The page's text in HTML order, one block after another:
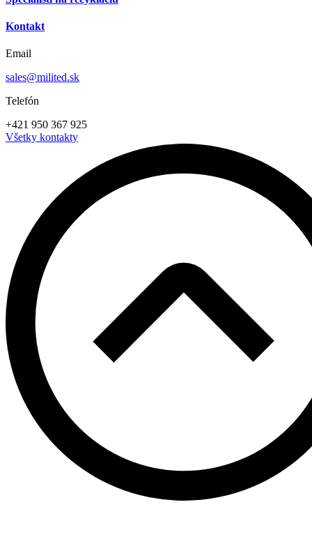
Kontakt
Email
sales@milited.sk
Telefón
+421 950 367 925
Všetky kontakty